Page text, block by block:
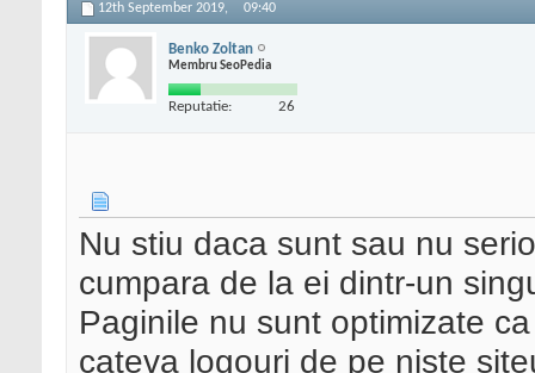
12th September 2019, 09:40
Benko Zoltan
Membru SeoPedia
Reputatie: 26
Nu stiu daca sunt sau nu
cumpara de la ei dintr-un
Paginile nu sunt optimizate
cateva logouri de pe niste